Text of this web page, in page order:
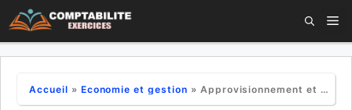
Aller
au
Accueil » Economie et gestion » Approvisionnement et achats cours détaillé à télécharger